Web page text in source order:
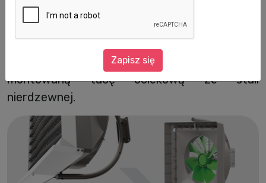
W nagrzewnicach wodnych VOLCANO VR4
praktyczne ulepszenie - nową, fabrycznie
montowaną tacę ociekową ze stali
nierdzewnej.
Zapisz się